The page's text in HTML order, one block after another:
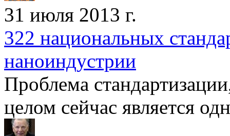
31 июля 2013 г.
322 национальных
наноиндустрии
Проблема
целом сейчас является